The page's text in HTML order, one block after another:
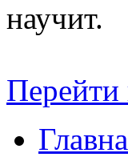
научит.